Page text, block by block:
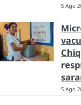
5 Ago
5 Ago